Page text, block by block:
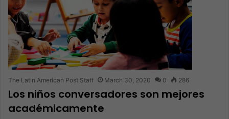
The Latin American Post Staff March 30, 2020 0 286
Los niños conversadores son mejores
académicamente